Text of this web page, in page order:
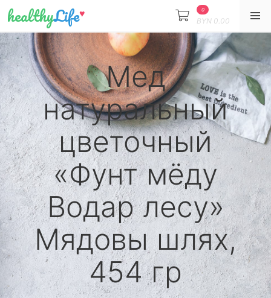
healthyLife♥ BYN 0.00
0
Мед
натуральный
цветочный
«Фунт мёду
Водар лесу»
Мядовы шлях,
454 гр